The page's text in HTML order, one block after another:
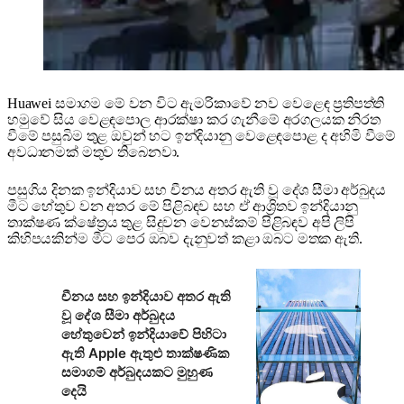
Huawei සමාගම මේ වන විට ඇමරිකාවේ නව වෙළෙඳ ප්‍රතිපත්ති
හමුවේ සිය වෙළඳපොල ආරක්ෂා කර ගැනීමේ අරගලයක නිරත
වීමේ පසුබිම තුළ ඔවුන් හට ඉන්දියානු වෙළෙඳපොළ ද අහිමි වීමේ
අවධානමක් මතුව තිබෙනවා.
පසුගිය දිනක ඉන්දියාව සහ චීනය අතර ඇති වූ දේශ සීමා අර්බුදය
මීට හේතුව වන අතර මේ පිළිබඳව සහ ඒ ආශ්‍රිතව ඉන්දියානු
තාක්ෂණ ක්ෂේත්‍රය තුළ සිදුවන වෙනස්කම් පිළිබඳව අපි ලිපි
කිහිපයකින්ම මීට පෙර ඔබව දැනුවත් කළා ඔබට මතක ඇති.
චීනය සහ ඉන්දියාව අතර ඇති
වූ දේශ සීමා අර්බුදය
හේතුවෙන් ඉන්දියාවේ පිහිටා
ඇති Apple ඇතුළු තාක්ෂණික
සමාගම් අර්බුදයකට මුහුණ
දෙයි